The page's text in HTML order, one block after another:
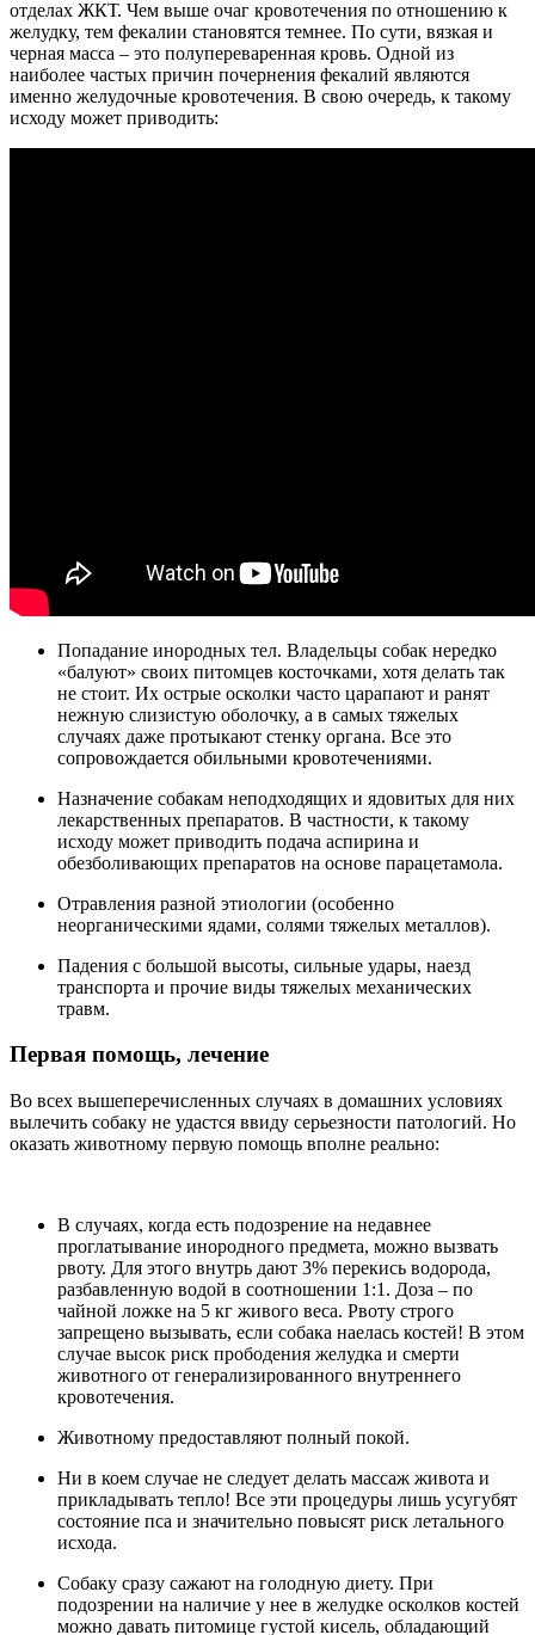
отделах ЖКТ. Чем выше очаг кровотечения по отношению к
желудку, тем фекалии становятся темнее. По сути, вязкая и
черная масса – это полупереваренная кровь. Одной из
наиболее частых причин почернения фекалий являются
именно желудочные кровотечения. В свою очередь, к такому
исходу может приводить:
Попадание инородных тел. Владельцы собак нередко
«балуют» своих питомцев косточками, хотя делать так
не стоит. Их острые осколки часто царапают и ранят
нежную слизистую оболочку, а в самых тяжелых
случаях даже протыкают стенку органа. Все это
сопровождается обильными кровотечениями.
Назначение собакам неподходящих и ядовитых для них
лекарственных препаратов. В частности, к такому
исходу может приводить подача аспирина и
обезболивающих препаратов на основе парацетамола.
Отравления разной этиологии (особенно
неорганическими ядами, солями тяжелых металлов).
Падения с большой высоты, сильные удары, наезд
транспорта и прочие виды тяжелых механических
травм.
Первая помощь, лечение
Во всех вышеперечисленных случаях в домашних условиях
вылечить собаку не удастся ввиду серьезности патологий. Но
оказать животному первую помощь вполне реально:
В случаях, когда есть подозрение на недавнее
проглатывание инородного предмета, можно вызвать
рвоту. Для этого внутрь дают 3% перекись водорода,
разбавленную водой в соотношении 1:1. Доза – по
чайной ложке на 5 кг живого веса. Рвоту строго
запрещено вызывать, если собака наелась костей! В этом
случае высок риск прободения желудка и смерти
животного от генерализированного внутреннего
кровотечения.
Животному предоставляют полный покой.
Ни в коем случае не следует делать массаж живота и
прикладывать тепло! Все эти процедуры лишь усугубят
состояние пса и значительно повысят риск летального
исхода.
Собаку сразу сажают на голодную диету. При
подозрении на наличие у нее в желудке осколков костей
можно давать питомице густой кисель, обладающий